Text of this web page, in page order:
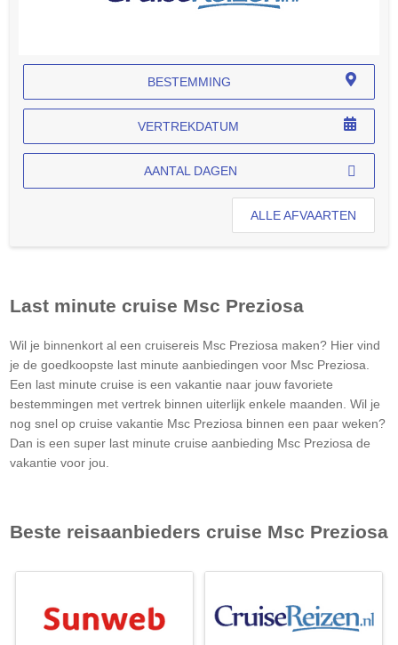
BESTEMMING
VERTREKDATUM
AANTAL DAGEN
ALLE AFVAARTEN
Last minute cruise Msc Preziosa
Wil je binnenkort al een cruisereis Msc Preziosa maken? Hier vind
je de goedkoopste last minute aanbiedingen voor Msc Preziosa
Een last minute cruise is een vakantie naar jouw favoriete
bestemmingen met vertrek binnen uiterlijk enkele maanden. Wil je
nog snel op cruise vakantie Msc Preziosa binnen een paar weken?
Dan is een super last minute cruise aanbieding Msc Preziosa de
vakantie voor jou.
Beste reisaanbieders cruise Msc Preziosa